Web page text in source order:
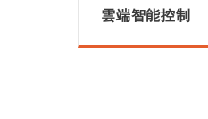
雲端智能控制